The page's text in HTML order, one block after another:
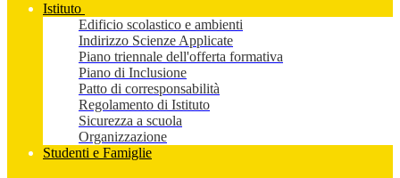
Istituto
Edificio scolastico e ambienti
Indirizzo Scienze Applicate
Piano triennale dell'offerta formativa
Piano di Inclusione
Patto di corresponsabilità
Regolamento di Istituto
Sicurezza a scuola
Organizzazione
Studenti e Famiglie